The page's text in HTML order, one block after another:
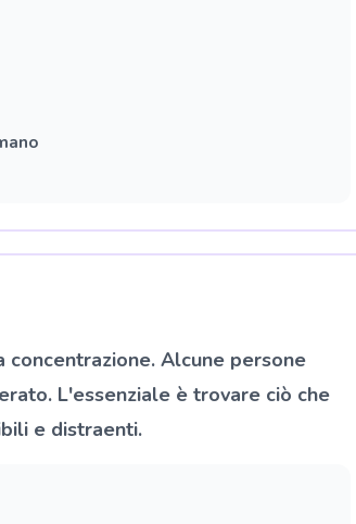
Alcune persone
L'essenziale è trovare ciò che
e distraenti.